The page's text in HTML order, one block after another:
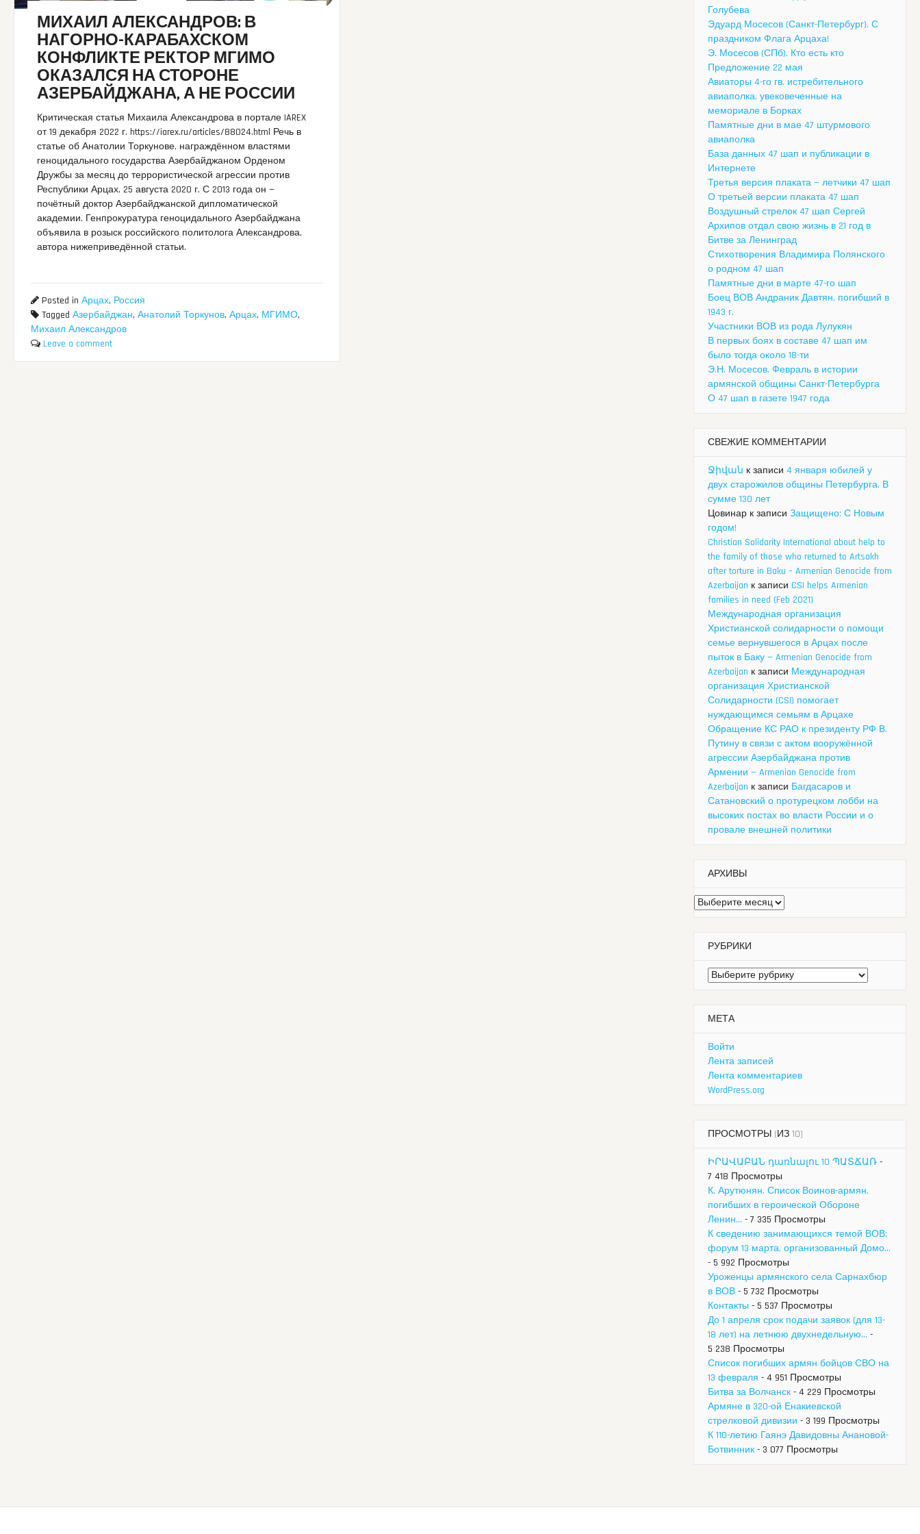
МИХАИЛ АЛЕКСАНДРОВ: В
НАГОРНО-КАРАБАХСКОМ
КОНФЛИКТЕ РЕКТОР МГИМО
ОКАЗАЛСЯ НА СТОРОНЕ
АЗЕРБАЙДЖАНА, А НЕ РОССИИ
Критическая статья Михаила Александрова в портале IAREX
от 19 декабря 2022 г. https://iarex.ru/articles/88024.html Речь в
статье об Анатолии Торкунове, награждённом властями
геноцидального государства Азербайджаном Орденом
Дружбы за месяц до террористической агрессии против
Республики Арцах, 25 августа 2020 г. С 2013 года он —
почётный доктор Азербайджанской дипломатической
академии. Генпрокуратура геноцидального Азербайджана
объявила в розыск российского политолога Александрова,
автора нижеприведённой статьи.
Posted in Арцах, Россия
Tagged Азербайджан, Анатолий Торкунов, Арцах, МГИМО,
Михаил Александров
Leave a comment
Голубева
Эдуард Мосесов (Санкт-Петербург). С
праздником Флага Арцаха!
Э. Мосесов (СПб). Кто есть кто
Предложение 22 мая
Авиаторы 4-го гв. истребительного
авиаполка, увековеченные на
мемориале в Борках
Памятные дни в мае 47 штурмового
авиаполка
База данных 47 шап и публикации в
Интернете
Третья версия плаката — летчики 47 шап
О третьей версии плаката 47 шап
Воздушный стрелок 47 шап Сергей
Архипов отдал свою жизнь в 21 год в
Битве за Ленинград
Стихотворения Владимира Полянского
о родном 47 шап
Памятные дни в марте 47-го шап
Боец ВОВ Андраник Давтян, погибший в
1943 г.
Участники ВОВ из рода Лулукян
В первых боях в составе 47 шап им
было тогда около 18-ти
Э.Н. Мосесов. Февраль в истории
армянской общины Санкт-Петербурга
О 47 шап в газете 1947 года
СВЕЖИЕ КОММЕНТАРИИ
Ջիվան к записи 4 января юбилей у
двух старожилов общины Петербурга. В
сумме 130 лет
Цовинар к записи Защищено: С Новым
годом!
Christian Solidarity International about help to
the family of those who returned to Artsakh
after torture in Baku – Armenian Genocide from
Azerbaijan к записи CSI helps Armenian
families in need (Feb 2021)
Международная организация
Христианской солидарности о помощи
семье вернувшегося в Арцах после
пыток в Баку — Armenian Genocide from
Azerbaijan к записи Международная
организация Христианской
Солидарности (CSI) помогает
нуждающимся семьям в Арцахе
Обращение КС РАО к президенту РФ В.
Путину в связи с актом вооружённой
агрессии Азербайджана против
Армении — Armenian Genocide from
Azerbaijan к записи Багдасаров и
Сатановский о протурецком лобби на
высоких постах во власти России и о
провале внешней политики
АРХИВЫ
Архивы
РУБРИКИ
Рубрики
МЕТА
Войти
Лента записей
Лента комментариев
WordPress.org
ПРОСМОТРЫ (ИЗ 10)
ԻՐԱՎԱԲԱՆ դառնալու 10 ՊԱՏՃԱՌ -
7 418 Просмотры
К. Арутюнян. Список Воинов-армян,
погибших в героической Обороне
Ленин... - 7 335 Просмотры
К сведению занимающихся темой ВОВ:
форум 13 марта, организованный Домо...
- 5 992 Просмотры
Уроженцы армянского села Сарнахбюр
в ВОВ - 5 732 Просмотры
Контакты - 5 537 Просмотры
До 1 апреля срок подачи заявок (для 13-
18 лет) на летнюю двухнедельную... -
5 238 Просмотры
Список погибших армян бойцов СВО на
13 февраля - 4 951 Просмотры
Битва за Волчанск - 4 229 Просмотры
Армяне в 320-ой Енакиевской
стрелковой дивизии - 3 199 Просмотры
К 110-летию Гаянэ Давидовны Анановой-
Ботвинник - 3 077 Просмотры